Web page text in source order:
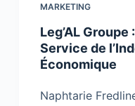
MARKETING
Leg’AL
Service de
Économique
Naphtarie